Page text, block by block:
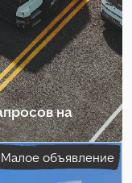
на
Малое объявление